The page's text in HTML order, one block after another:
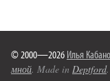
© 2000—2026 Илья
мной. Made in Deptford.